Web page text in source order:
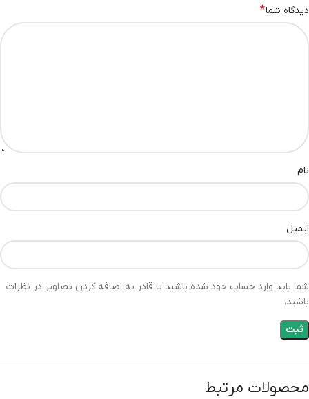
دیدگاه شما*
نام
ایمیل
شما باید وارد حساب خود شده باشید تا قادر به اضافه کردن تصاویر در نظرات
باشید.
محصولات مرتبط